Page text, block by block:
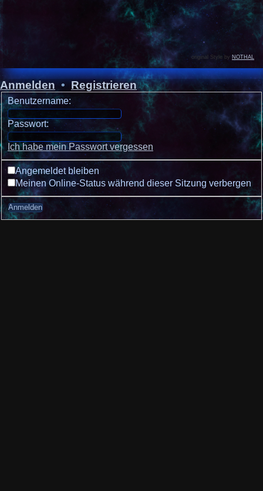
original Style by NOTHAL
Anmelden•Registrieren
Benutzername:
Passwort:
Ich habe mein Passwort vergessen
Angemeldet bleiben
Meinen Online-Status während dieser Sitzung verbergen